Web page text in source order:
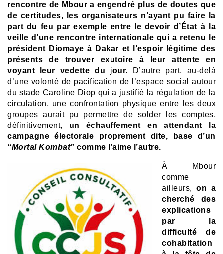
rencontre de Mbour a engendré plus de doutes que
de certitudes, les organisateurs n’ayant pu faire la
part du feu par exemple entre le devoir d’État à la
veille d’une rencontre internationale qui a retenu le
président Diomaye à Dakar et l’espoir légitime des
présents de trouver exutoire à leur attente en
voyant leur vedette du jour. D’autre part, au-delà
d’une volonté de pacification de l’espace social autour
du stade Caroline Diop qui a justifié la régulation de la
circulation, une confrontation physique entre les deux
groupes aurait pu permettre de solder les comptes,
définitivement, un échauffement en attendant la
campagne électorale proprement dite, base d’un
“Mortal Kombat” comme l’aime l’autre.
À Mbour
comme
ailleurs, on a
cherché des
explications
par la
difficulté de
cohabitation